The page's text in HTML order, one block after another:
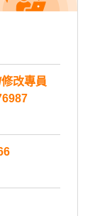
改專員